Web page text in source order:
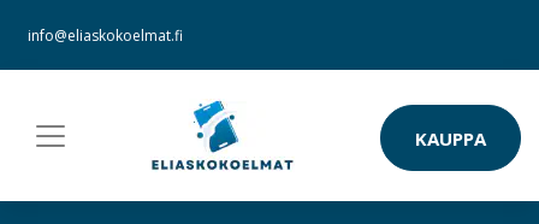
info@eliaskokoelmat.fi
KAUPPA